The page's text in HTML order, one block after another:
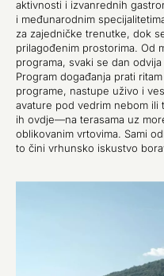
aktivnosti i izvanrednih
i međunarodnim
za zajedničke trenutke, dok
prilagođenim prostorima. Od
programa, svaki se dan
Program događanja prati
programe, nastupe uživo i
avature pod vedrim nebom ili
ih ovdje—na terasama uz
oblikovanim vrtovima. Sami
to čini vrhunsko iskustvo